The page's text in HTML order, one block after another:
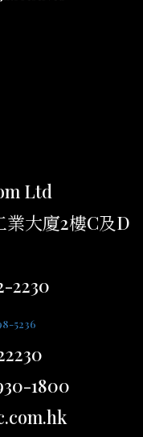
Ltd
大廈2樓C及D
2230
5236
1800